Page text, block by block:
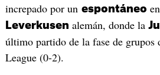
increpado por un espontáneo
Leverkusen alemán, donde la
último partido de la fase de grupos
League (0-2).